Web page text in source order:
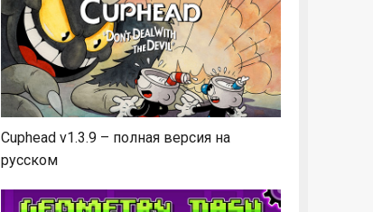
Cuphead v1.3.9 – полная версия на
русском